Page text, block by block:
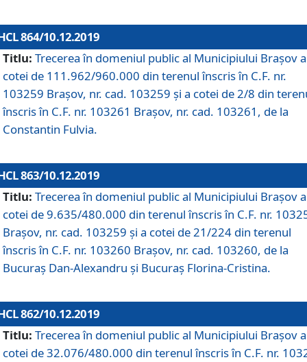
864/10.12.2019
Titlu: Trecerea în domeniul public al Municipiului Braşov a
cotei de 111.962/960.000 din terenul înscris în C.F. nr.
103259 Brașov, nr. cad. 103259 și a cotei de 2/8 din
înscris în C.F. nr. 103261 Brașov, nr. cad. 103261, de la
Constantin Fulvia.
863/10.12.2019
Titlu: Trecerea în domeniul public al Municipiului Braşov a
cotei de 9.635/480.000 din terenul înscris în C.F. nr.
Brașov, nr. cad. 103259 și a cotei de 21/224 din terenul
înscris în C.F. nr. 103260 Brașov, nr. cad. 103260, de la
Bucuraș Dan-Alexandru și Bucuraș Florina-Cristina.
862/10.12.2019
Titlu: Trecerea în domeniul public al Municipiului Braşov a
cotei de 32.076/480.000 din terenul înscris în C.F. nr.